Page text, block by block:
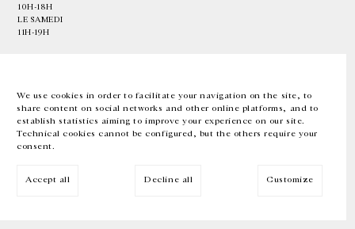
We use cookies in order to facilitate your navigation on the site, to
share content on social networks and other online platforms, and to
establish statistics aiming to improve your experience on our site.
Technical cookies cannot be configured, but the others require your
consent.
Accept all Decline all Customize
10H-18H
LE SAMEDI
11H-19H
EN FR 中文 Facebook Instagram
Inscrivez-vous à notre newsletter